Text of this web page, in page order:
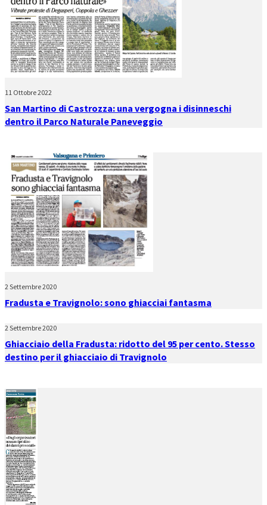
11 Ottobre 2022
San Martino di Castrozza: una vergogna i disinneschi
dentro il Parco Naturale Paneveggio
2 Settembre 2020
Fradusta e Travignolo: sono ghiacciai fantasma
2 Settembre 2020
Ghiacciaio della Fradusta: ridotto del 95 per cento. Stesso
destino per il ghiacciaio di Travignolo